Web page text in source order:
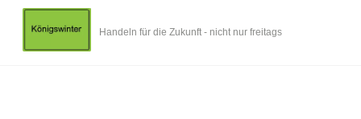
Skip
content
Handeln für die Zukunft - nicht nur freitags